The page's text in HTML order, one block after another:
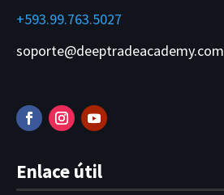
+593.99.763.5027
soporte@deeptradeacademy.com
Enlace útil